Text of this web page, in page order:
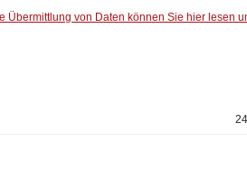
Übermittlung von Daten können Sie hier lesen